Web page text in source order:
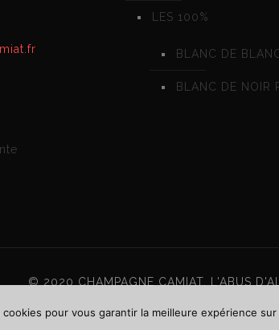
LES 100%
BLANC DE
BLANC DE NOIR
© 2020 CHAMPAGNE CAMIAT. L'ABUS
pour vous garantir la meilleure expérience